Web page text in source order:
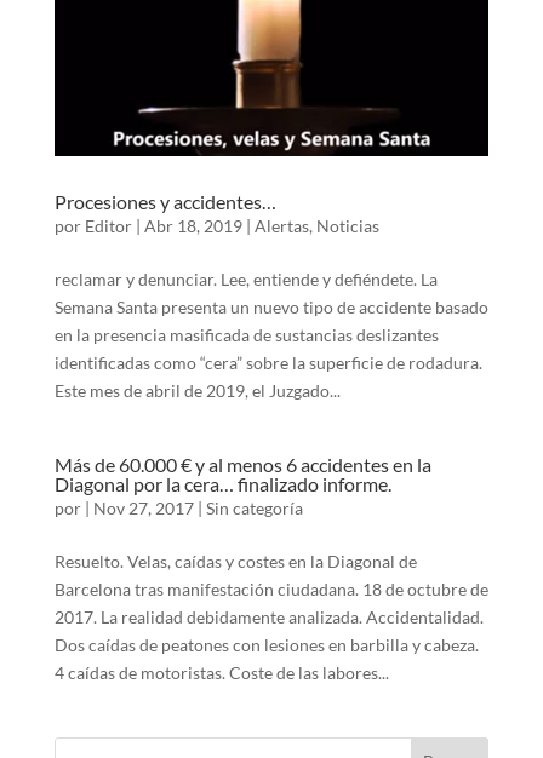
Procesiones y accidentes…
por Editor| Abr 18, 2019| Alertas, Noticias
reclamar y denunciar. Lee, entiende y defiéndete. La
Semana Santa presenta un nuevo tipo de accidente basado
en la presencia masificada de sustancias deslizantes
identificadas como “cera” sobre la superficie de rodadura.
Este mes de abril de 2019, el Juzgado...
Más de 60.000 € y al menos 6 accidentes en la
Diagonal por la cera… finalizado informe.
por | Nov 27, 2017| Sin categoría
Resuelto. Velas, caídas y costes en la Diagonal de
Barcelona tras manifestación ciudadana. 18 de octubre de
2017. La realidad debidamente analizada. Accidentalidad.
Dos caídas de peatones con lesiones en barbilla y cabeza.
4 caídas de motoristas. Coste de las labores...